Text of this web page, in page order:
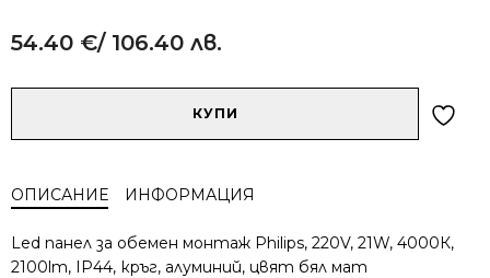
54.40 €/ 106.40 лв.
панели
външен
монтаж
КУПИ
ОПИСАНИЕ ИНФОРМАЦИЯ
Led панел за обемен монтаж Philips, 220V, 21W, 4000К,
2100lm, IP44, кръг, алуминий, цвят бял мат